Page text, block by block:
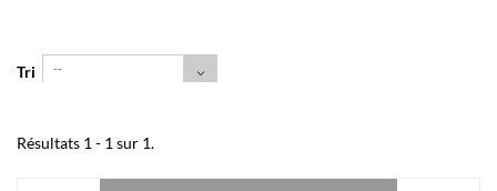
Tri --
Résultats 1 - 1 sur 1.